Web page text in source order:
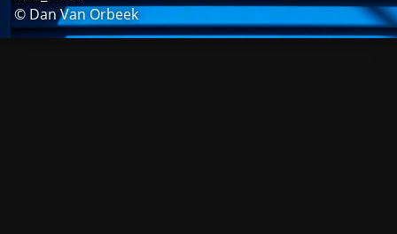
© Dan Van Orbeek